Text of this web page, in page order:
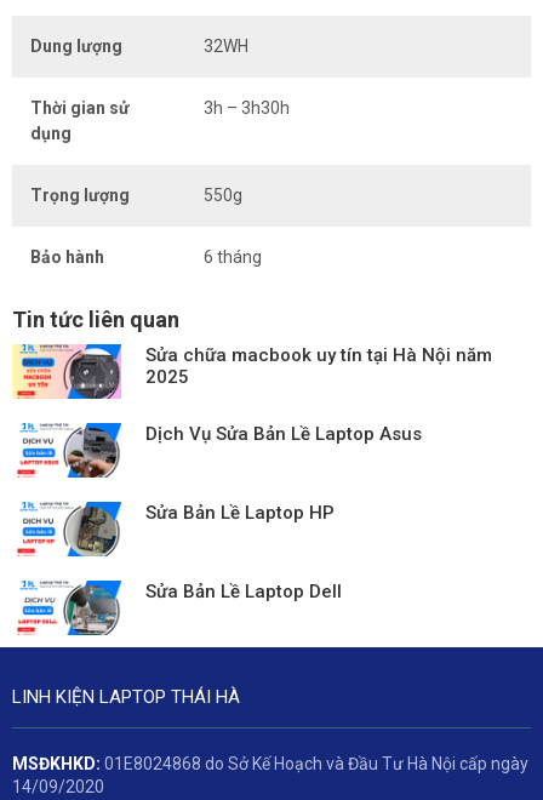
Dung lượng 32WH
Thời gian sử
dụng
3h – 3h30h
Trọng lượng 550g
Bảo hành 6 tháng
Tin tức liên quan
Sửa chữa macbook uy tín tại Hà Nội năm
2025
Dịch Vụ Sửa Bản Lề Laptop Asus
Sửa Bản Lề Laptop HP
Sửa Bản Lề Laptop Dell
LINH KIỆN LAPTOP THÁI HÀ
MSĐKHKD: 01E8024868 do Sở Kế Hoạch và Đầu Tư Hà Nội cấp ngày
14/09/2020